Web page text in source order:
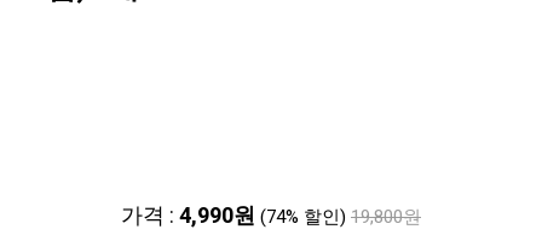
가격 :4,990원 (74% 할인) 19,800원